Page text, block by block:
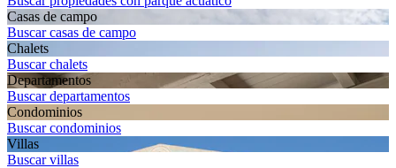
Casas de campo
Buscar casas de campo
Chalets
Buscar chalets
Departa­mentos
Buscar departamentos
Condominios
Buscar condominios
Villas
Buscar villas